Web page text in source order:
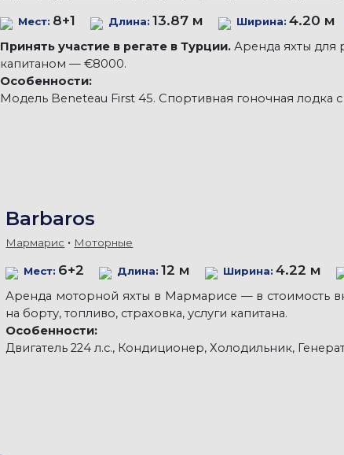
Мест: 8+1 Длина: 13.87 м Ширина: 4.20 м
Принять участие в регате в Турции. Аренда яхты для
капитаном — €8000.
Особенности:
Модель Beneteau First 45. Спортивная гоночная лодка
Barbaros
Мармарис Моторные
Мест: 6+2 Длина: 12 м Ширина: 4.22 м
Аренда моторной яхты в Мармарисе — в стоимость
на борту, топливо, страховка, услуги капитана.
Особенности:
Двигатель 224 л.с., Кондиционер, Холодильник,